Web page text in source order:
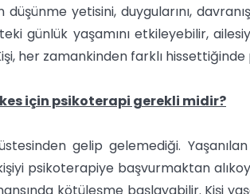
düşünme yetisini, duygularını,
günlük yaşamını etkileyebilir,
her zamankinden farklı
için psikoterapi gerekli midir?
gelip gelemediği.
psikoterapiye başvurmaktan